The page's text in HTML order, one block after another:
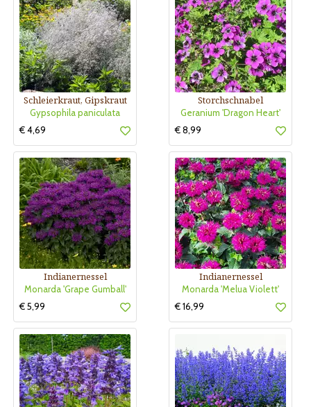
Schleierkraut, Gipskraut
Gypsophila paniculata
€ 4,69
Storchschnabel
Geranium 'Dragon Heart'
€ 8,99
Indianernessel
Monarda 'Grape Gumball'
€ 5,99
Indianernessel
Monarda 'Melua Violett'
€ 16,99